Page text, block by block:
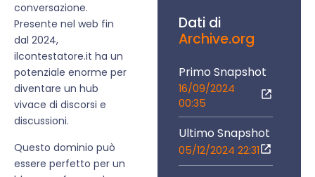
conversazione.
Presente nel web fin
dal 2024,
ilcontestatore.it ha un
potenziale enorme per
diventare un hub
vivace di discorsi e
discussioni.
Questo dominio può
essere perfetto per un
Dati di
Archive.org
Primo Snapshot
16/09/2024
00:35
Ultimo Snapshot
05/12/2024 22:31